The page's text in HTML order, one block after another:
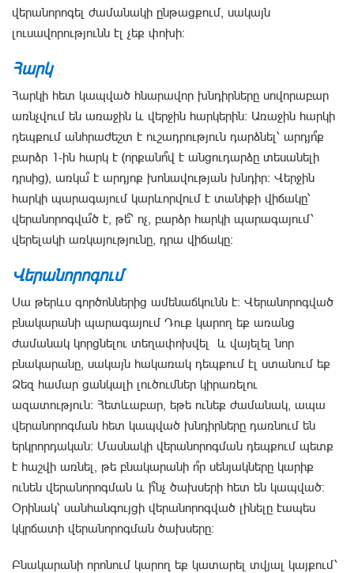
վերանորոգել ժամանակի ընթացքում, սակայն
լուսավորությունն էլ չեք փոխի։
Հարկ
Հարկի հետ կապված հնարավոր խնդիրները սովորաբար
առնչվում են առաջին և վերջին հարկերին։ Առաջին հարկի
դեպքում անհրաժեշտ է ուշադրություն դարձնել՝ արդյո՞ք
բարձր 1-ին հարկ է (որքանո՞վ է անցուդարձը տեսանելի
դրսից), առկա՞ է արդյոք խոնավության խնդիր։ Վերջին
հարկի պարագայում կարևորվում է տանիքի վիճակը՝
վերանորոգվա՞ծ է, թե՞՝ ոչ, բարձր հարկի պարագայում՝
վերելակի առկայությունը, դրա վիճակը։
Վերանորոգում
Սա թերևս գործոններից ամենաճկունն է։ Վերանորոգված
բնակարանի պարագայում Դուք կարող եք առանց
ժամանակ կորցնելու տեղափոխվել և վայելել նոր
բնակարանը, սակայն հակառակ դեպքում էլ ստանում եք
Ձեզ համար ցանկալի լուծումներ կիրառելու
ազատություն։ Հետևաբար, եթե ունեք ժամանակ, ապա
վերանորոգման հետ կապված խնդիրները դառնում են
երկրորդական։ Մասնակի վերանորոգման դեպքում պետք
է հաշվի առնել, թե բնակարանի ո՞ր սենյակները կարիք
ունեն վերանորոգման և ի՞նչ ծախսերի հետ են կապված։
Օրինակ՝ սանհանգույցի վերանորոգված լինելը էապես
կկրճատի վերանորոգման ծախսերը։
Բնակարանի որոնում կարող եք կատարել տվյալ կայքում՝